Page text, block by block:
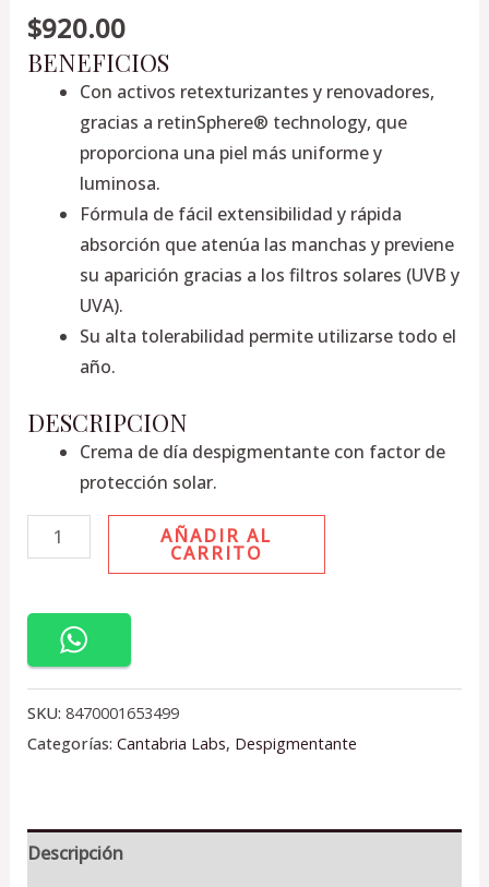
$920.00
BENEFICIOS
Con activos retexturizantes y renovadores,
gracias a retinSphere® technology, que
proporciona una piel más uniforme y
luminosa.
Fórmula de fácil extensibilidad y rápida
absorción que atenúa las manchas y previene
su aparición gracias a los filtros solares (UVB y
UVA).
Su alta tolerabilidad permite utilizarse todo el
año.
DESCRIPCION
Crema de día despigmentante con factor de
protección solar.
AÑADIR AL
CARRITO
SKU: 8470001653499
Categorías: Cantabria Labs, Despigmentante
Descripción